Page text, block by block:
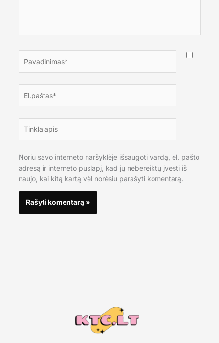
Noriu savo interneto naršyklėje išsaugoti vardą, el. pašto
adresą ir interneto puslapį, kad jų nebereiktų įvesti iš
naujo, kai kitą kartą vėl norėsiu parašyti komentarą.